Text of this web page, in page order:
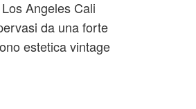
Angeles Cali
da una forte
estetica vintage